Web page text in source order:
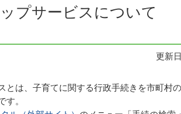
プサービスについて
更新
は、子育てに関する行政手続きを市町村
す。